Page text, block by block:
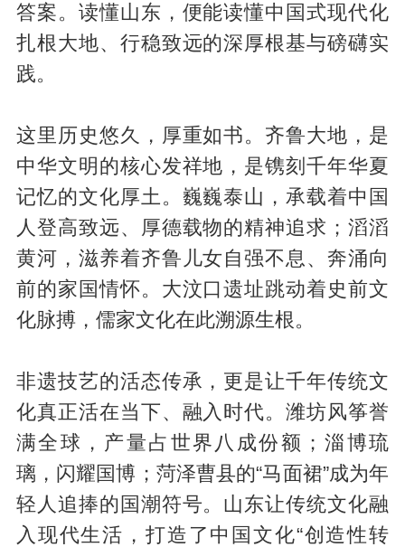
答案。读懂山东，便能读懂中国式现代化
扎根大地、行稳致远的深厚根基与磅礴实
践。
这里历史悠久，厚重如书。齐鲁大地，是
中华文明的核心发祥地，是镌刻千年华夏
记忆的文化厚土。巍巍泰山，承载着中国
人登高致远、厚德载物的精神追求；滔滔
黄河，滋养着齐鲁儿女自强不息、奔涌向
前的家国情怀。大汶口遗址跳动着史前文
化脉搏，儒家文化在此溯源生根。
非遗技艺的活态传承，更是让千年传统文
化真正活在当下、融入时代。潍坊风筝誉
满全球，产量占世界八成份额；淄博琉
璃，闪耀国博；菏泽曹县的“马面裙”成为年
轻人追捧的国潮符号。山东让传统文化融
入现代生活，打造了中国文化“创造性转